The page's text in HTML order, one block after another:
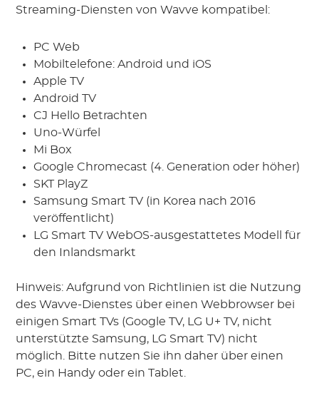
Streaming-Diensten von Wavve kompatibel:
PC Web
Mobiltelefone: Android und iOS
Apple TV
Android TV
CJ Hello Betrachten
Uno-Würfel
Mi Box
Google Chromecast (4. Generation oder höher)
SKT PlayZ
Samsung Smart TV (in Korea nach 2016
veröffentlicht)
LG Smart TV WebOS-ausgestattetes Modell für
den Inlandsmarkt
Hinweis: Aufgrund von Richtlinien ist die Nutzung
des Wavve-Dienstes über einen Webbrowser bei
einigen Smart TVs (Google TV, LG U+ TV, nicht
unterstützte Samsung, LG Smart TV) nicht
möglich. Bitte nutzen Sie ihn daher über einen
PC, ein Handy oder ein Tablet.